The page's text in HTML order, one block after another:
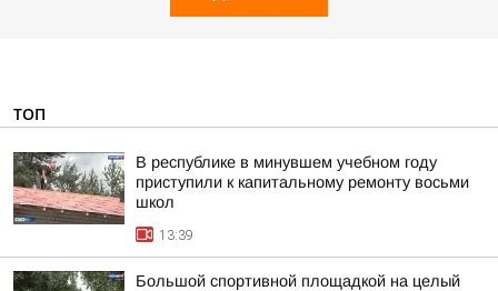
ТОП
В республике в минувшем учебном году
приступили к капитальному ремонту восьми
школ
13:39
Большой спортивной площадкой на целый